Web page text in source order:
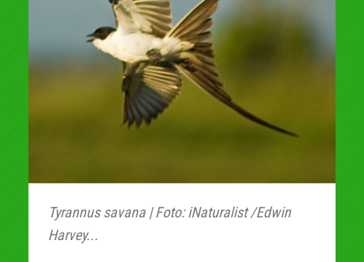
Tyrannus savana | Foto: iNaturalist /Edwin
Harvey...